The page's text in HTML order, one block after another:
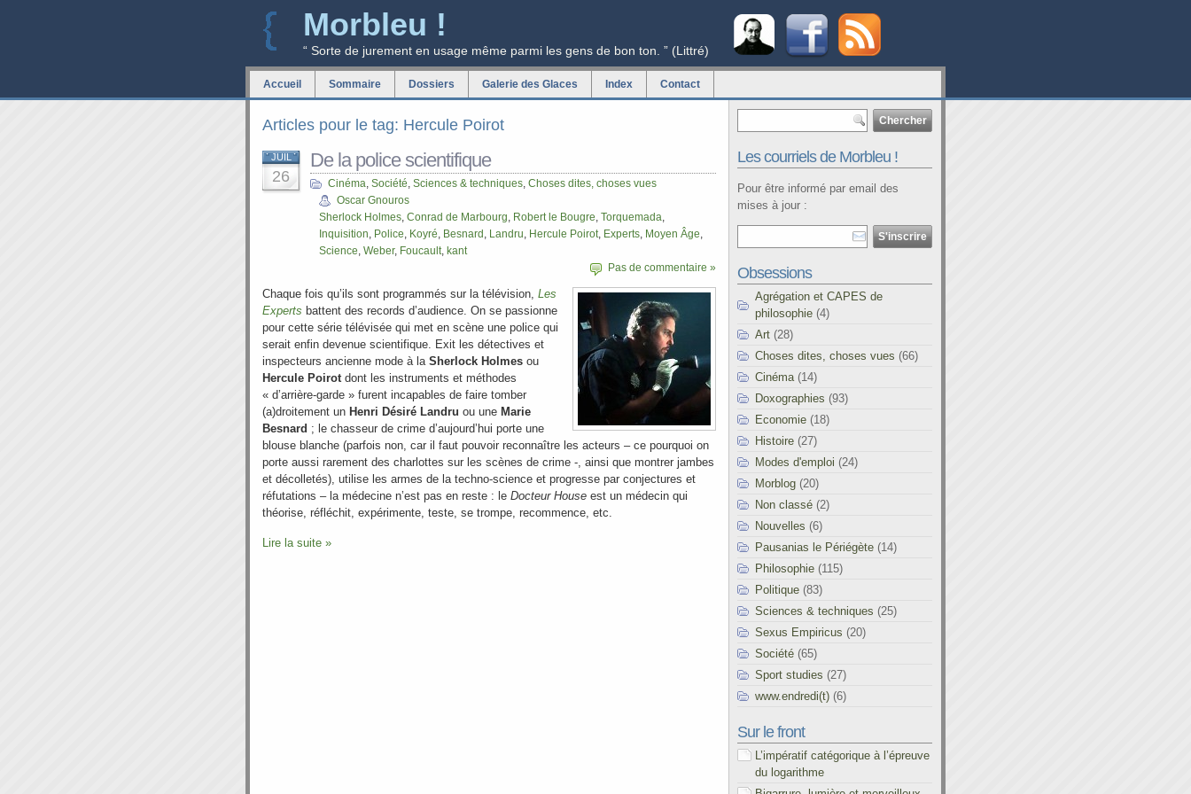
Morbleu !
“ Sorte de jurement en usage même parmi les gens de bon ton. ” (Littré)
Accueil Sommaire Dossiers Galerie des Glaces Index Contact
Articles pour le tag: Hercule Poirot
JUIL
26
De la police scientifique
Cinéma, Société, Sciences & techniques, Choses dites, choses vues
Oscar Gnouros
Sherlock Holmes, Conrad de Marbourg, Robert le Bougre, Torquemada,
Inquisition, Police, Koyré, Besnard , Landru, Hercule Poirot, Experts, Moyen Âge,
Science, Weber, Foucault, kant
Pas de commentaire »
Chaque fois qu’ils sont programmés sur la télévision, Les
Experts battent des records d’audience. On se passionne
pour cette série télévisée qui met en scène une police qui
serait enfin devenue scientifique. Exit les détectives et
inspecteurs ancienne mode à la Sherlock Holmes ou
Hercule Poirotdont les instruments et méthodes
« d’arrière-garde » furent incapables de faire tomber
(a)droitement un Henri Désiré Landru ou une Marie
Besnard ; le chasseur de crime d’aujourd’hui porte une
blouse blanche (parfois non, car il faut pouvoir reconnaître les acteurs – ce pourquoi on
porte aussi rarement des charlottes sur les scènes de crime -, ainsi que montrer jambes
et décolletés), utilise les armes de la techno-science et progresse par conjectures et
réfutations – la médecine n’est pas en reste : le Docteur House est un médecin qui
théorise, réfléchit, expérimente, teste, se trompe, recommence, etc.
Lire la suite »
Les courriels de Morbleu !
Pour être informé par email des
mises à jour :
Obsessions
Agrégation et CAPES de
philosophie (4)
Art (28)
Choses dites, choses vues (66)
Cinéma (14)
Doxographies (93)
Economie (18)
Histoire (27)
Modes d'emploi (24)
Morblog (20)
Non classé (2)
Nouvelles (6)
Pausanias le Périégète (14)
Philosophie (115)
Politique (83)
Sciences & techniques (25)
Sexus Empiricus (20)
Société (65)
Sport studies (27)
www.endredi(t) (6)
Sur le front
L’impératif catégorique à l’épreuve
du logarithme